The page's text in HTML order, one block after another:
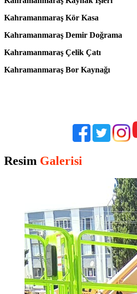
Kahramanmaraş Kör Kasa
Kahramanmaraş Demir Doğrama
Kahramanmaraş Çelik Çatı
Kahramanmaraş Bor Kaynağı
Resim Galerisi